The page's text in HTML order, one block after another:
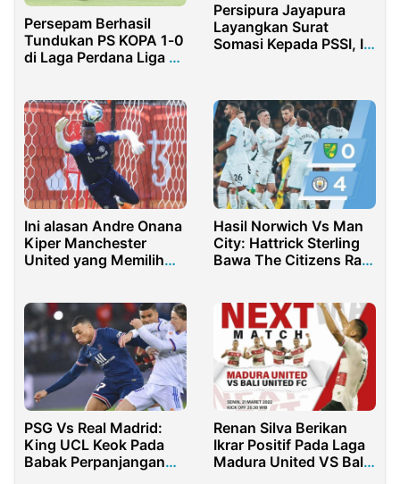
Persepam Berhasil
Tundukan PS KOPA 1-0
di Laga Perdana Liga 3
Persipura Jayapura
Layangkan Surat
Somasi Kepada PSSI, Ini
Ini alasan Andre Onana
Kiper Manchester
United yang Memilih
Hasil Norwich Vs Man
City: Hattrick Sterling
Bawa The Citizens Raih
PSG Vs Real Madrid:
King UCL Keok Pada
Babak Perpanjangan
Renan Silva Berikan
Ikrar Positif Pada Laga
Madura United VS Bali